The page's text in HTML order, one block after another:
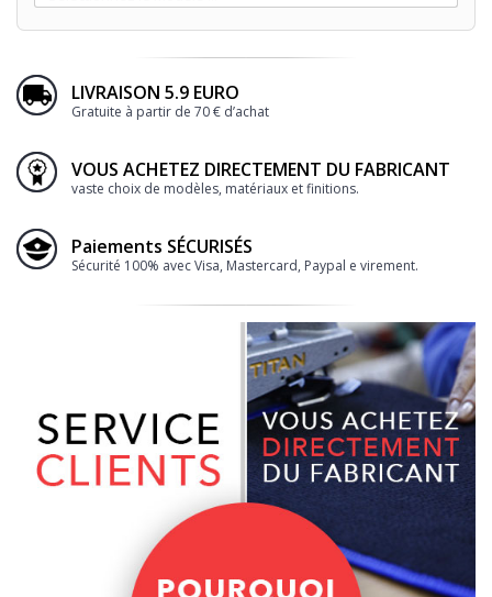
LIVRAISON 5.9 EURO
Gratuite à partir de 70 € d’achat
VOUS ACHETEZ DIRECTEMENT DU FABRICANT
vaste choix de modèles, matériaux et finitions.
Paiements SÉCURISÉS
Sécurité 100% avec Visa, Mastercard, Paypal e virement.